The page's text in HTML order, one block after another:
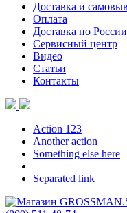
Доставка и
Оплата
Доставка по России
Сервисный центр
Видео
Статьи
Контакты
Action 123
Another action
Something else here
Separated link